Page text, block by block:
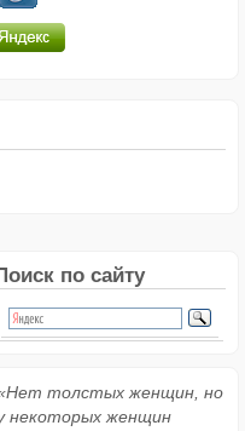
по сайту
толстых женщин, но
некоторых женщин